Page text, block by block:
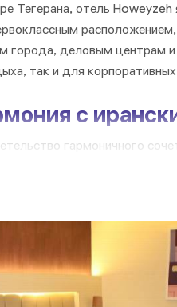
Тегерана, отель
города, деловым центрам
так и для корпоративных
с
гармоничного
среди энергичного
от стандартных и делюкс